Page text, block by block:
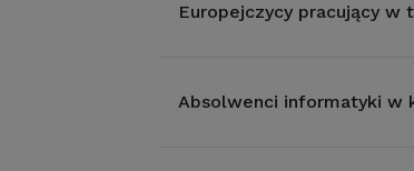
Europejczycy pracujący w
Absolwenci informatyki w